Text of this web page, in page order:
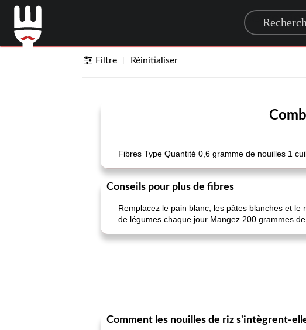
Search
Filtre Réinitialiser
Fibres Type Quantité 0,6 gramme de nouilles 1
Conseils pour plus de fibres
Remplacez le pain blanc, les pâtes blanches et
de légumes chaque jour Mangez 200 grammes
Comment les nouilles de riz s'intègrent-